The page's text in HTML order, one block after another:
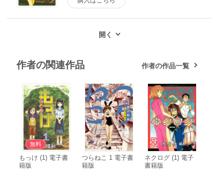
作者の関連作品 作者の作品一覧
無料
もっけ (1) 電子書
籍版
つらねこ 1 電子書
籍版
ネクログ (1) 電子
書籍版